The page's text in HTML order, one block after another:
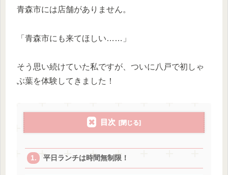
青森市には店舗がありません。
「青森市にも来てほしい……」
そう思い続けていた私ですが、ついに八戸で初しゃ
ぶ葉を体験してきました！
目次
平日ランチは時間無制限！